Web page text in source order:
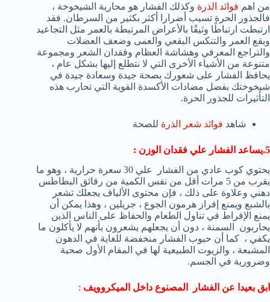
من اهم فوائد الذرة وكذلك الفشار هو محاربة الشيخوخة ،
فالجذور الحرة تسبب أضرارا أكثر بكثير من السرطان. فقد
ارتبطت ارتباطًا وثيقًا بالأعراض المرتبطة بالعمر مثل التجاعيد
وبقع العمر والتنكس البقعي والعمى وضعف العضلات
والتراجع المعرفي وهشاشة العظام وفقدان الشعر ومجموعة
متنوعة من الأشياء الأخرى التي لا نتطلع إليها بشكل عام ،
يحافظ الفشار على شعورك بصحة جيدة وسعادة جيدة في
شيخوختك بفضل مضادات الأكسدة القوية التي تحارب هذه
التأثيرات للجذور الحرة.
شاهد فوائد شعر الذرة للصحة
5.يساعد الفشار علي فقدان الوزن :
يحتوي كوب عادي من الفشار علي 30 سعرة حرارية ، وهو ما
يقرب من 5 مرات أقل من نفس الكمية من رقائق البطاطس
دهني وعلاوة على ذلك ، فإن محتوى الألياف يجعلك تشعر
بالشبع ويمنع إفراز هرمون الجوع ، جريلين ، وهذا يمكن أن
يمنع الإفراط في تناول الطعام والحفاظ على الناس الذين
يحاربون السمنة ، دون أن يجعلهم يشعرون بأنهم لا يأكلون ما
يكفي ، كما أن حبوب الفشار منخفضة للغاية في الدهون
المشبعة ، والزيوت الطبيعية لها في المقام الأول صحية
وضرورية في الجسم.
ابق بعيدا عن الفشار المصنوع داخل الميكروويف :